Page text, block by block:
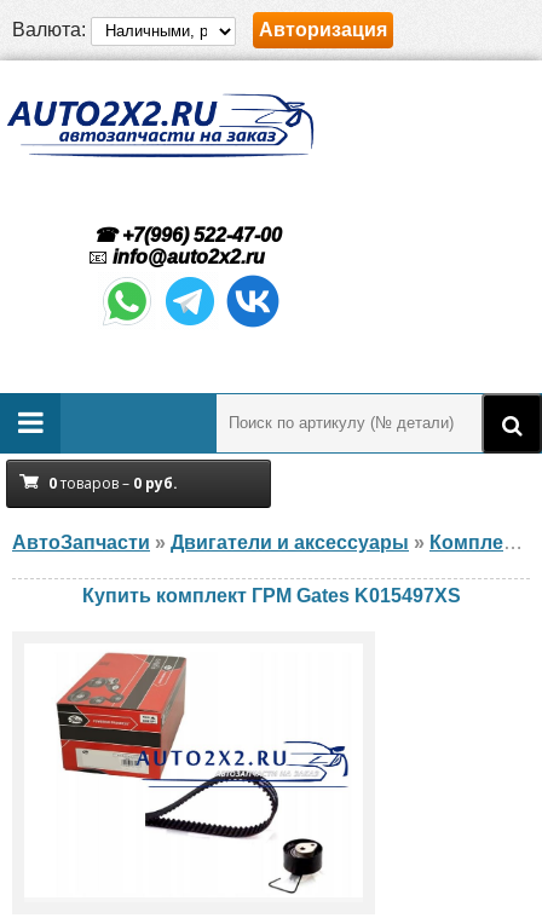
Валюта: Авторизация
☎ +7(996) 522-47-00
📧 info@auto2x2.ru
0товаров – 0 руб.
АвтоЗапчасти » Двигатели и аксессуары » Комплект ГРМ
Купить комплект ГРМ Gates K015497XS